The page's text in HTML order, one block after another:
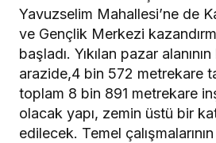
Yavuzselim Mahallesi’ne de
ve Gençlik Merkezi
başladı. Yıkılan pazar
arazide,4 bin 572 metrekare
toplam 8 bin 891 metrekare
olacak yapı, zemin üstü bir
edilecek. Temel